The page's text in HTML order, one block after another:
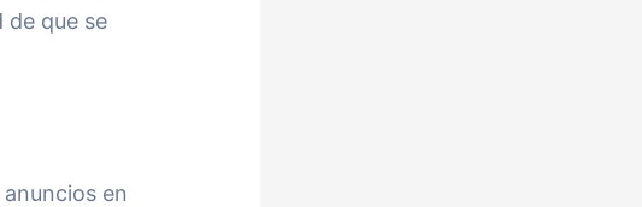
de que se
en